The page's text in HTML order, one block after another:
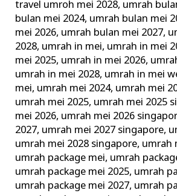
travel umroh mei 2028, umrah
bulan mei 2024, umrah bulan mei
mei 2026, umrah bulan mei 2027,
2028, umrah in mei, umrah in mei
mei 2025, umrah in mei 2026,
umrah in mei 2028, umrah in mei
mei, umrah mei 2024, umrah mei
umrah mei 2025, umrah mei 2025
mei 2026, umrah mei 2026
2027, umrah mei 2027 singapore,
umrah mei 2028 singapore, umrah
umrah package mei, umrah
umrah package mei 2025, umrah
umrah package mei 2027, umrah